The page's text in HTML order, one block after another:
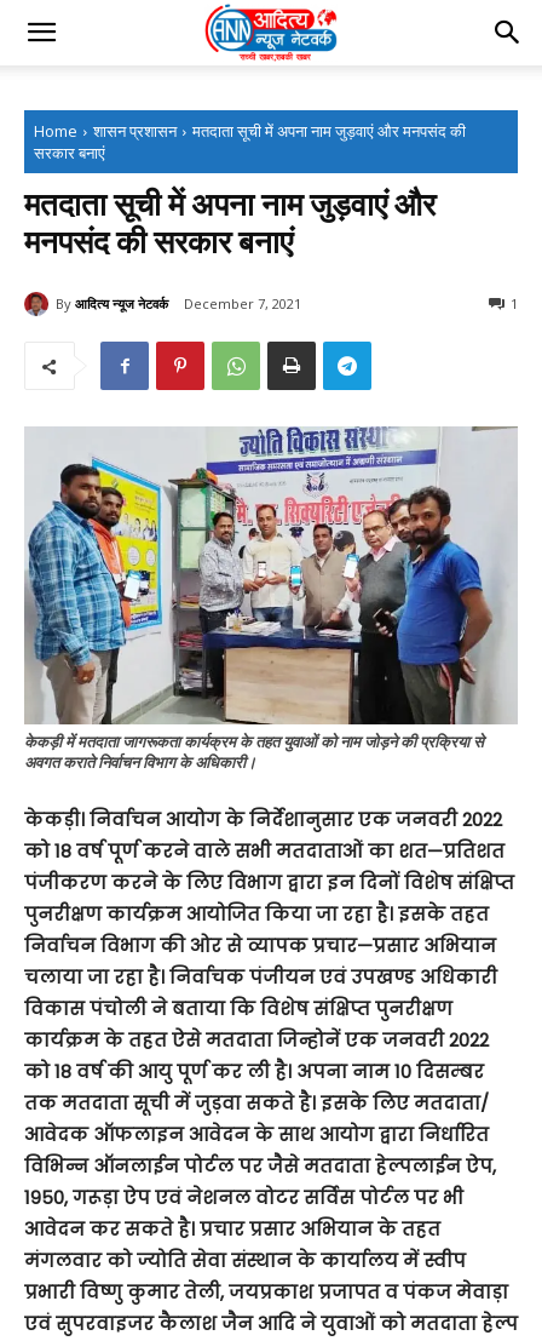
Home शासन प्रशासन
मतदाता सूची में अपना नाम जुड़वाएं और मनपसंद की
सरकार बनाएं
मतदाता सूची में अपना नाम जुड़वाएं और
मनपसंद की सरकार बनाएं
By आदित्य न्यूज नेटवर्क December 7, 2021 1
केकड़ी में मतदाता जागरूकता कार्यक्रम के तहत युवाओं को नाम जोड़ने की प्रक्रिया से
अवगत कराते निर्वाचन विभाग के अधिकारी।
केकड़ी।निर्वाचन आयोगकेनिर्देशानुसारएकजनवरी2022
को18वर्षपूर्णकरनेवालेसभीमतदाताओंका शत—प्रतिशत
पंजीकरणकरनेकेलिएविभागद्वाराइनदिनोंविशेषसंक्षिप्त
पुनरीक्षणकार्यक्रम आयोजितकियाजारहाहै।इसकेतहत
निर्वाचनविभागकी ओरसेव्यापकप्रचार—प्रसार अभियान
चलायाजारहाहै।निर्वाचकपंजीयनएवंउपखण्ड अधिकारी
विकासपंचोलीनेबतायाकिविशेषसंक्षिप्तपुनरीक्षण
कार्यक्रमकेतहतऐसेमतदाताजिन्होनेंएकजनवरी2022
को18वर्षकी आयुपूर्णकरलीहै। अपनानाम10दिसम्बर
तकमतदातासूचीमेंजुड़वासकतेहै।इसकेलिएमतदाता/
आवेदक ऑफलाइन आवेदनकेसाथ आयोगद्वारानिर्धारित
विभिन्न ऑनलाईनपोर्टलपरजैसेमतदाताहेल्पलाईनऐप,
1950,गरूड़ाऐपएवंनेशनलवोटरसर्विसपोर्टलपरभी
आवेदनकरसकतेहै।प्रचारप्रसार अभियानकेतहत
मंगलवारकोज्योति सेवा संस्थान के कार्यालय मेंस्वीप
प्रभारीविष्णुकुमारतेली,जयप्रकाशप्रजापतवपंकजमेवाड़ा
एवंसुपरवाइजरकैलाशजैन आदिनेयुवाओंकोमतदाताहेल्प